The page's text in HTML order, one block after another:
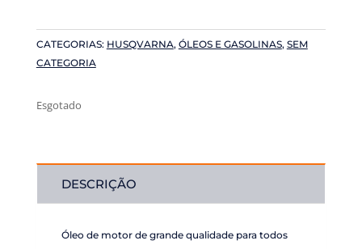
CATEGORIAS: HUSQVARNA, ÓLEOS E GASOLINAS, SEM
CATEGORIA
Esgotado
DESCRIÇÃO
Óleo de motor de grande qualidade para todos